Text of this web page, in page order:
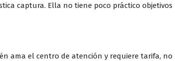
captura. Ella no tiene poco práctico objetivos
ama el centro de atención y requiere tarifa, no